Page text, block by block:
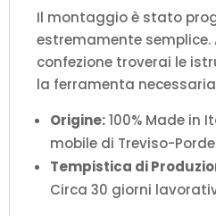
Il montaggio è stato
estremamente semplice.
confezione troverai le
la ferramenta
Origine:100% Made in
mobile di Treviso-
Tempistica di
Circa 30 giorni